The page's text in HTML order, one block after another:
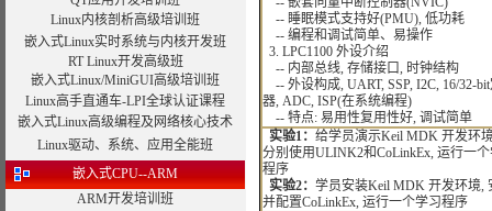
Linux内核剖析高级培训班
嵌入式Linux实时系统与内核开发班
RT Linux开发高级班
嵌入式Linux/MiniGUI高级培训班
Linux高手直通车-LPI全球认证课程
嵌入式Linux高级编程及网络核心技术
Linux驱动、系统、应用全能班
嵌入式CPU--ARM
ARM开发培训班
-- 睡眠模式支持好(PMU), 低功耗
-- 编程和调试简单、易操作
3. LPC1100 外设介绍
-- 内部总线, 存储接口, 时钟结构
-- 外设构成, UART, SSP, I2C, 16/32-
器, ADC, ISP(在系统编程)
-- 特点: 易用性复用性好, 调试简单
实验1： 给学员演示Keil MDK 开发环
分别使用ULINK2和CoLinkEx, 运行一
程序
实验2： 学员安装Keil MDK 开发环境,
并配置CoLinkEx, 运行一个学习程序